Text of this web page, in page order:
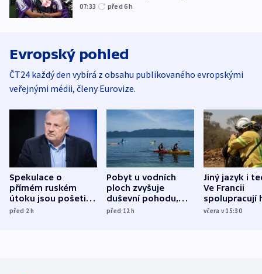
07:33 před 6h
Evropský pohled
ČT24 každý den vybírá z obsahu publikovaného evropskými
veřejnými médii, členy Eurovize.
Spekulace o
přímém ruském
útoku jsou pošetilé,
míní estonský
před 2h
Pobyt u vodních
ploch zvyšuje
duševní pohodu,
ukázala
před 12h
Jiný jazyk i
Ve Francii
spolupracují
různých zemí
včera v 15:30